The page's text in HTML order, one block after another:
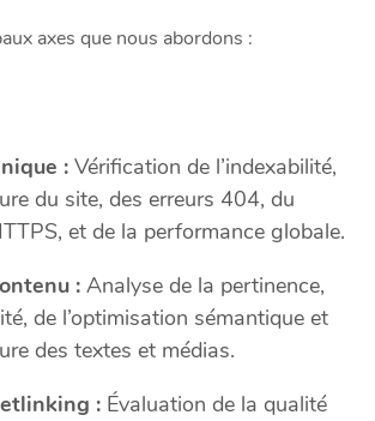
axes que nous abordons :
: Vérification de l’indexabilité,
du site, des erreurs 404, du
et de la performance globale.
: Analyse de la pertinence,
de l’optimisation sémantique et
des textes et médias.
: Évaluation de la qualité